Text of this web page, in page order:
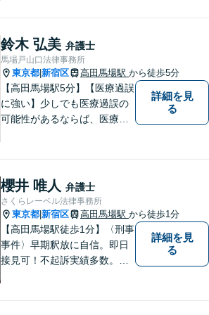
関することでお悩みの方はぜ
ひ一度お気軽にご相談くださ
い。【土曜相談可】
鈴木 弘美 弁護士
馬場戸山口法律事務所
東京都 新宿区 高田馬場駅 から徒歩5分
【高田馬場駅5分】【医療過誤
に強い】少しでも医療過誤の
可能性があるならば、医療過
も承っております。【土曜相
談可】
詳細を見
る
櫻井 唯人 弁護士
さくらレーベル法律事務所
東京都 新宿区 高田馬場駅 から徒歩1分
【高田馬場駅徒歩1分】〈刑事
事件〉早期釈放に自信。即日
接見可！不起訴実績多数。痴
詳細を見
る